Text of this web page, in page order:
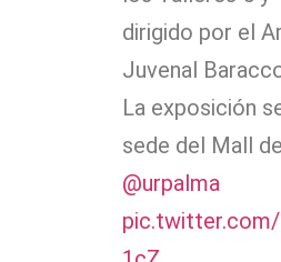
dirigido por el
Juvenal
La exposición
sede del Mall
@urpalma
pic.twitter.com/